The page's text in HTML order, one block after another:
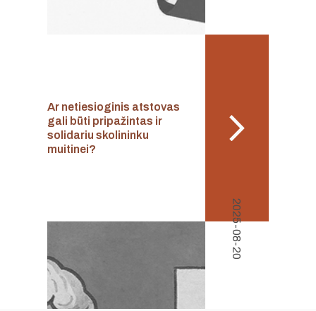
Ar netiesioginis atstovas
gali būti pripažintas ir
solidariu skolininku
muitinei?
2025-08-20